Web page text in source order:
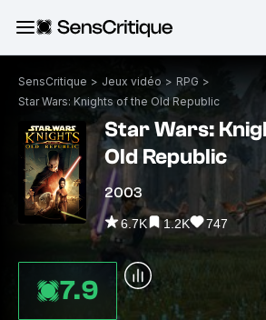
SensCritique > Jeux vidéo > RPG >
Star Wars: Knights of the Old Republic
Star Wars:
Old Republic
2003
6.7K 1.2K 747
7.9